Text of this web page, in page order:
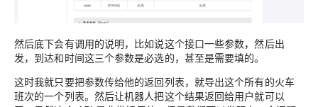
然后底下会有调用的说明，比如说这个接口一些参数，然后出
发，到达和时间这三个参数是必选的，甚至是需要填的。
这时我就只要把参数传给他的返回列表，就导出这个所有的火车
班次的一个列表。然后让机器人把这个结果返回给用户就可以